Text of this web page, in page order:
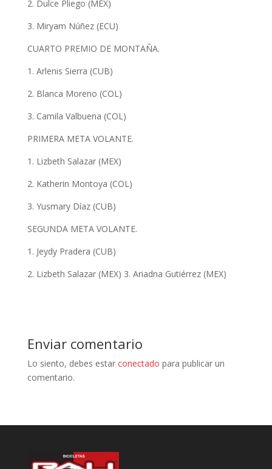
2. Dulce Pliego (MEX)
3. Miryam Núñez (ECU)
CUARTO PREMIO DE MONTAÑA.
1. Arlenis Sierra (CUB)
2. Blanca Moreno (COL)
3. Camila Valbuena (COL)
PRIMERA META VOLANTE.
1. Lizbeth Salazar (MEX)
2. Katherin Montoya (COL)
3. Yusmary Díaz (CUB)
SEGUNDA META VOLANTE.
1. Jeydy Pradera (CUB)
2. Lizbeth Salazar (MEX) 3. Ariadna Gutiérrez (MEX)
Enviar comentario
Lo siento, debes estar conectado para publicar un
comentario.